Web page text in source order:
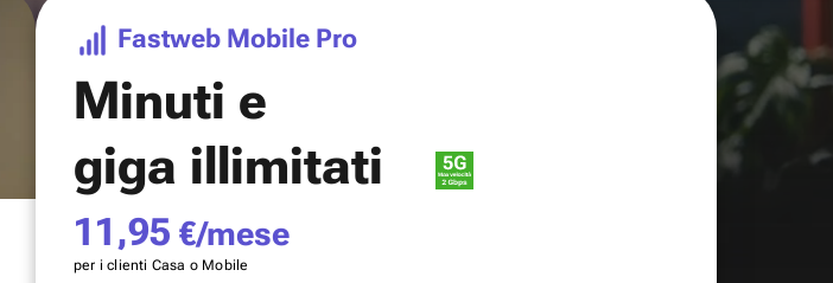
Fastweb Mobile Pro
Minuti e
giga illimitati
11,95 €/mese
per i clienti Casa o Mobile